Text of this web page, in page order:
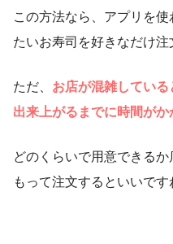
この方法なら、アプリを
たいお寿司を好きなだけ注
ただ、 お店が混雑してい
出来上がるまでに時間がか
どのくらいで用意できる
もって注文するといいです